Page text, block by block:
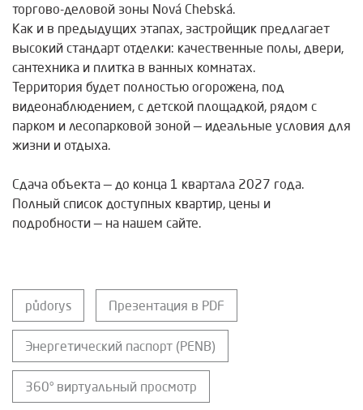
торгово-деловой зоны Nová Chebská.
Как и в предыдущих этапах, застройщик предлагает
высокий стандарт отделки: качественные полы, двери,
сантехника и плитка в ванных комнатах.
Территория будет полностью огорожена, под
видеонаблюдением, с детской площадкой, рядом с
парком и лесопарковой зоной — идеальные условия для
жизни и отдыха.
Сдача объекта — до конца 1 квартала 2027 года.
Полный список доступных квартир, цены и
подробности — на нашем сайте.
půdorys Презентация в PDF
Энергетический паспорт (PENB)
360° виртуальный просмотр